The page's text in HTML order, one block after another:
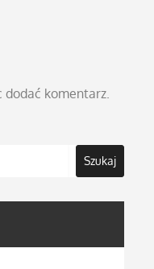
dodać komentarz.
Szukaj